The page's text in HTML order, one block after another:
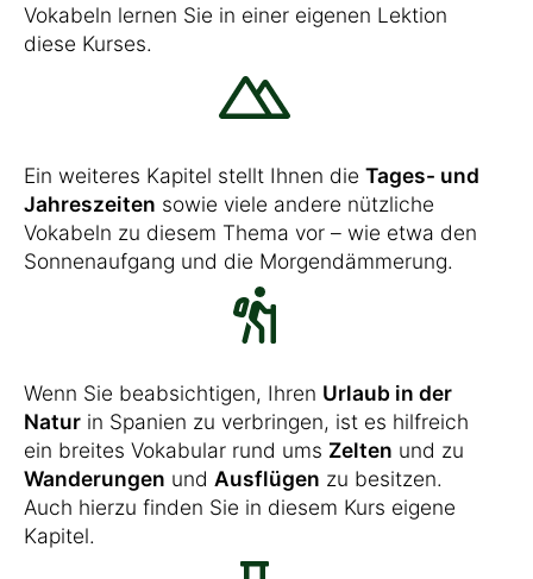
Vokabeln lernen Sie in einer eigenen Lektion
diese Kurses.
Ein weiteres Kapitel stellt Ihnen die Tages- und
Jahreszeiten sowie viele andere nützliche
Vokabeln zu diesem Thema vor – wie etwa den
Sonnenaufgang und die Morgendämmerung.
Wenn Sie beabsichtigen, Ihren Urlaub in der
Natur in Spanien zu verbringen, ist es hilfreich
ein breites Vokabular rund ums Zelten und zu
Wanderungen und Ausflügen zu besitzen.
Auch hierzu finden Sie in diesem Kurs eigene
Kapitel.